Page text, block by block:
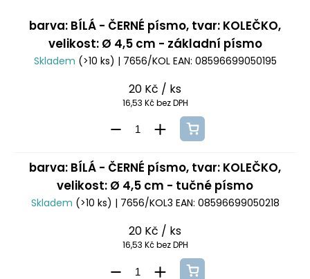
barva: BÍLÁ - ČERNÉ písmo, tvar: KOLEČKO,
velikost: Ø 4,5 cm - základní písmo
Skladem (>10 ks) | 7656/KOL EAN: 08596699050195
20 Kč / ks
16,53 Kč bez DPH
barva: BÍLÁ - ČERNÉ písmo, tvar: KOLEČKO,
velikost: Ø 4,5 cm - tučné písmo
Skladem (>10 ks) | 7656/KOL3 EAN: 08596699050218
20 Kč / ks
16,53 Kč bez DPH